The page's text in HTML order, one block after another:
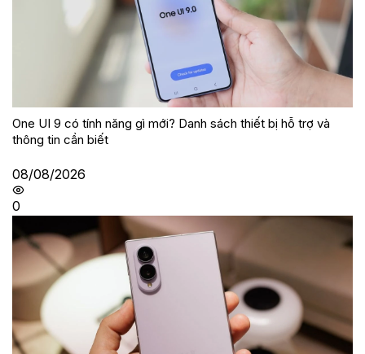
One UI 9 có tính năng gì mới? Danh sách thiết bị hỗ trợ và
thông tin cần biết
08/08/2026
0